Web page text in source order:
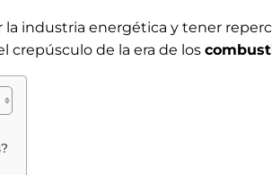
industria energética y tener
crepúsculo de la era de los